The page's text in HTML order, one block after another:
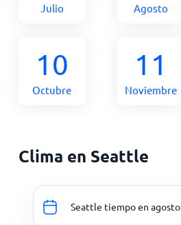
Julio Agosto
10
Octubre
11
Noviembre
Clima en Seattle
Seattle tiempo en agosto